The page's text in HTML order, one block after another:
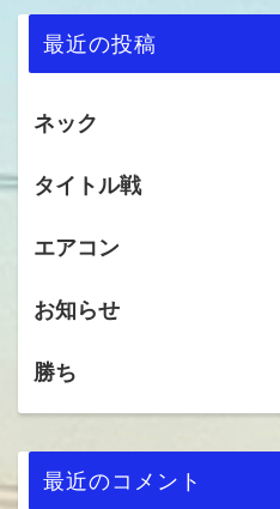
最近の投稿
ネック
タイトル戦
エアコン
お知らせ
勝ち
最近のコメント